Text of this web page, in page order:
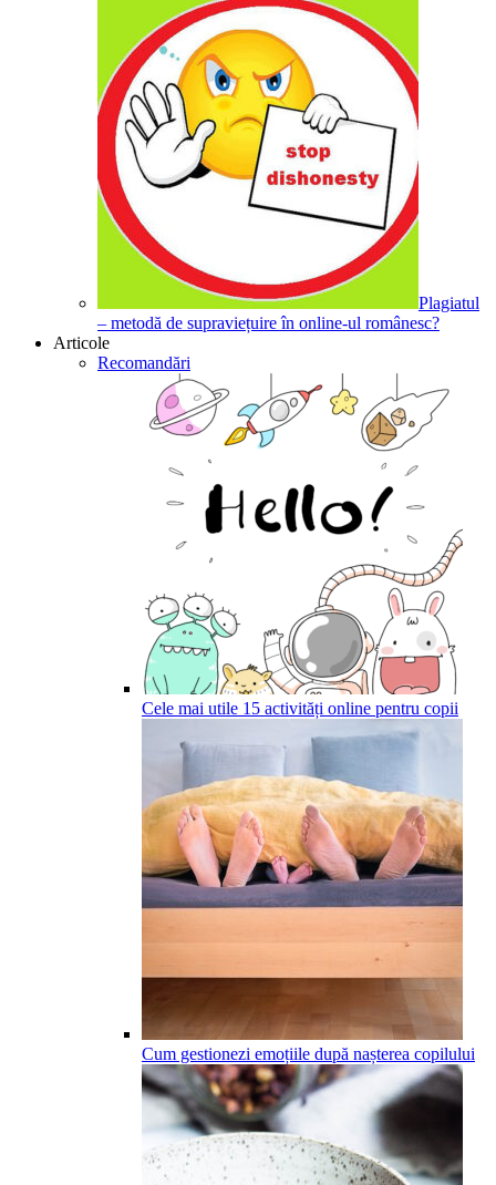
Plagiatul
– metodă de supraviețuire în online-ul românesc?
Articole
Recomandări
Cele mai utile 15 activități online pentru copii
Cum gestionezi emoțiile după nașterea copilului